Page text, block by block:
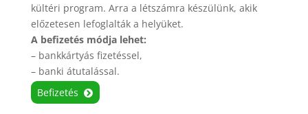
kültéri program. Arra a létszámra készülünk, akik
előzetesen lefoglalták a helyüket.
A befizetés módja lehet:
– bankkártyás fizetéssel,
– banki átutalással.
Befizetés